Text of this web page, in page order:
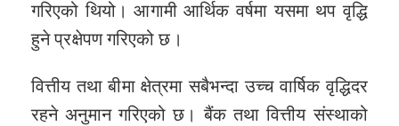
गरिएको थियो। आगामी आर्थिक वर्षमा यसमा थप वृद्धि
हुने प्रक्षेपण गरिएको छ।
वित्तीय तथा बीमा क्षेत्रमा सबैभन्दा उच्च वार्षिक वृद्धिदर
रहने अनुमान गरिएको छ। बैंक तथा वित्तीय संस्थाको